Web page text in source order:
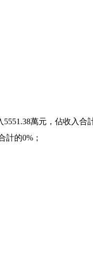
萬元，佔收入合
計的0%；